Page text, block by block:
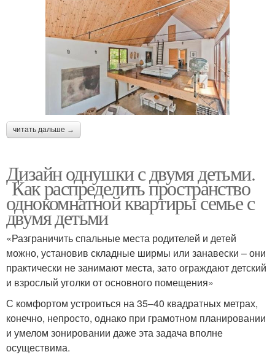
читать дальше →
Дизайн однушки с двумя детьми.
Как распределить пространство
однокомнатной квартиры семье с
двумя детьми
«Разграничить спальные места родителей и детей
можно, установив складные ширмы или занавески – они
практически не занимают места, зато ограждают детский
и взрослый уголки от основного помещения»
С комфортом устроиться на 35–40 квадратных метрах,
конечно, непросто, однако при грамотном планировании
и умелом зонировании даже эта задача вполне
осуществима.